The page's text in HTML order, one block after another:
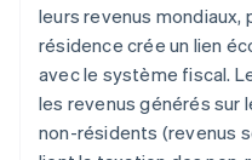
leurs revenus mondiaux,
résidence crée un lien
avec le système fiscal.
les revenus générés sur
non-résidents (revenus